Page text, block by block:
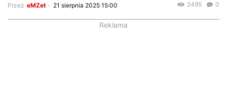
Przez eMZet - 21 sierpnia 2025 15:00 0
2495